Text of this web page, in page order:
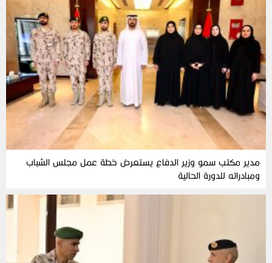
مدير مكتب سمو وزير الدفاع يستعرض خطة عمل مجلس الشباب
ومبادراته للدورة الحالية